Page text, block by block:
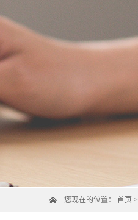
您现在的位置： 首页 >